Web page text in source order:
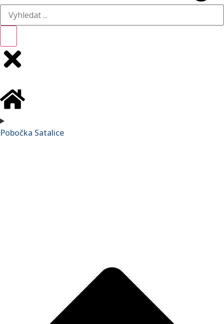
Pobočka Satalice